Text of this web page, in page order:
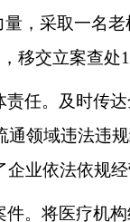
，采取一名
移交立案查
任。及时传
通领域违法违
企业依法依规
。将医疗机